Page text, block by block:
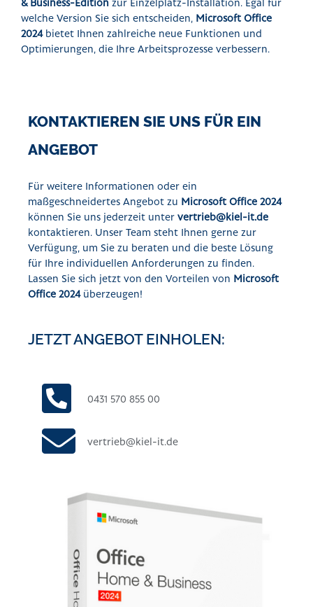
welche Version Sie sich entscheiden, Microsoft Office
2024bietet Ihnen zahlreiche neue Funktionen und
Optimierungen, die Ihre Arbeitsprozesse verbessern.
KONTAKTIEREN SIE UNS FÜR EIN
ANGEBOT
Für weitere Informationen oder ein
maßgeschneidertes Angebot zu Microsoft Office 2024
können Sie uns jederzeit unter vertrieb@kiel-it.de
kontaktieren. Unser Team steht Ihnen gerne zur
Verfügung, um Sie zu beraten und die beste Lösung
für Ihre individuellen Anforderungen zu finden.
Lassen Sie sich jetzt von den Vorteilen von Microsoft
Office 2024überzeugen!
JETZT ANGEBOT EINHOLEN:
0431 570 855 00
vertrieb@kiel-it.de